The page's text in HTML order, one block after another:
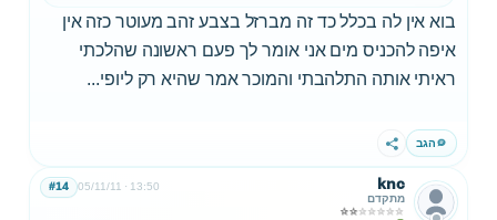
בוא אין לה בכלל כד זה מברזל בצבע זהב מעוטר כזה אין
איפה להכניס מים אני אומר לך פעם ראשונה שהלכתי
ראיתי אותה התלהבתי והמוכר אמר שהיא רק ליופי...
הגב שתף
knc
מתקדם
05/11/11 13:50
#14